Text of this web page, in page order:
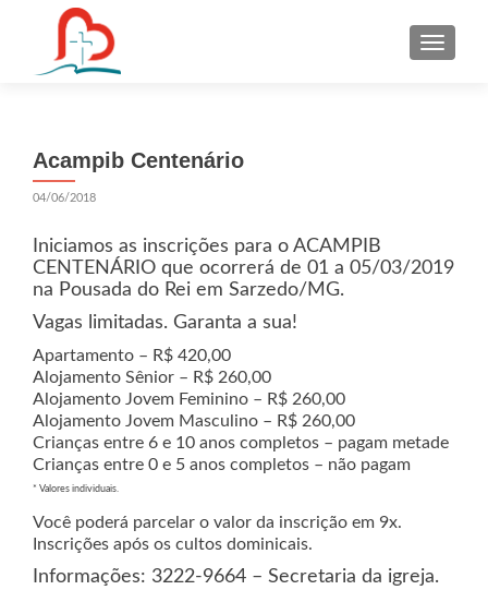
Acampib Centenário
04/06/2018
Iniciamos as inscrições para o ACAMPIB
CENTENÁRIO que ocorrerá de 01 a 05/03/2019
na Pousada do Rei em Sarzedo/MG.
Vagas limitadas. Garanta a sua!
Apartamento – R$ 420,00
Alojamento Sênior – R$ 260,00
Alojamento Jovem Feminino – R$ 260,00
Alojamento Jovem Masculino – R$ 260,00
Crianças entre 6 e 10 anos completos – pagam metade
Crianças entre 0 e 5 anos completos – não pagam
* Valores individuais.
Você poderá parcelar o valor da inscrição em 9x.
Inscrições após os cultos dominicais.
Informações: 3222-9664 – Secretaria da igreja.